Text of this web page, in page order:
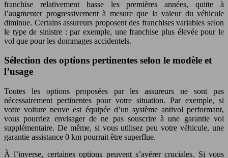
franchise relativement basse les premières années, quitte à
l’augmenter progressivement à mesure que la valeur du véhicule
diminue. Certains assureurs proposent des franchises variables selon
le type de sinistre : par exemple, une franchise plus élevée pour le
vol que pour les dommages accidentels.
Sélection des options pertinentes selon le modèle et
l’usage
Toutes les options proposées par les assureurs ne sont pas
nécessairement pertinentes pour votre situation. Par exemple, si
votre voiture neuve est équipée d’un système antivol performant,
vous pourriez envisager de ne pas souscrire à une garantie vol
supplémentaire. De même, si vous utilisez peu votre véhicule, une
garantie assistance 0 km pourrait être superflue.
À l’inverse, certaines options peuvent s’avérer cruciales. Si vous